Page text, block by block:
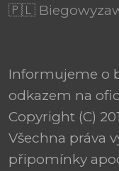
🇵🇱
Informujeme o
odkazem na
Copyright (C)
Všechna práva
připomínky